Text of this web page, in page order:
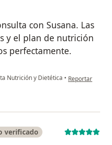
con Susana. Las
y el plan de nutrición
perfectamente.
Nutrición y Dietética • en opinión del
Reportar
verificado